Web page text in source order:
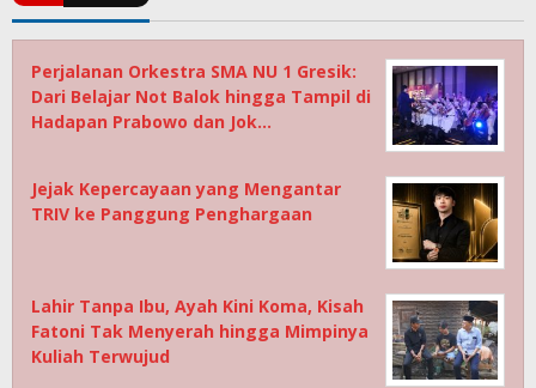
Perjalanan Orkestra SMA NU 1 Gresik:
Dari Belajar Not Balok hingga Tampil di
Hadapan Prabowo dan Jok…
Jejak Kepercayaan yang Mengantar
TRIV ke Panggung Penghargaan
Lahir Tanpa Ibu, Ayah Kini Koma, Kisah
Fatoni Tak Menyerah hingga Mimpinya
Kuliah Terwujud